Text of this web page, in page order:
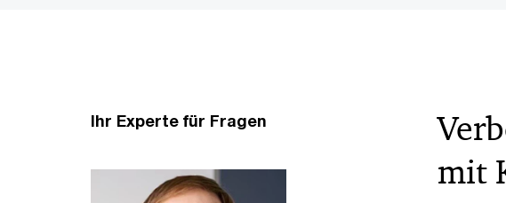
Ihr Experte für Fragen
mit